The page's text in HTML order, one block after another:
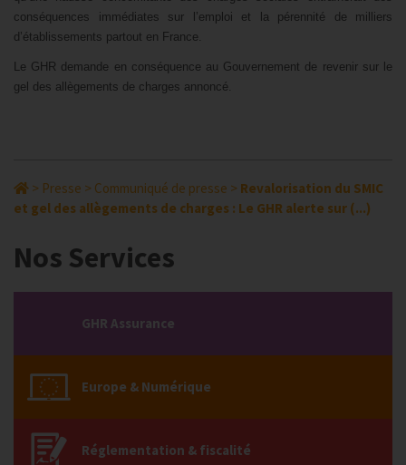
conséquences immédiates sur l’emploi et la pérennité de milliers
d’établissements partout en France.
Le GHR demande en conséquence au Gouvernement de revenir sur le
gel des allègements de charges annoncé.
> Presse > Communiqué de presse > Revalorisation du SMIC
et gel des allègements de charges : Le GHR alerte sur (...)
Nos Services
GHR Assurance
Europe & Numérique
Réglementation & fiscalité